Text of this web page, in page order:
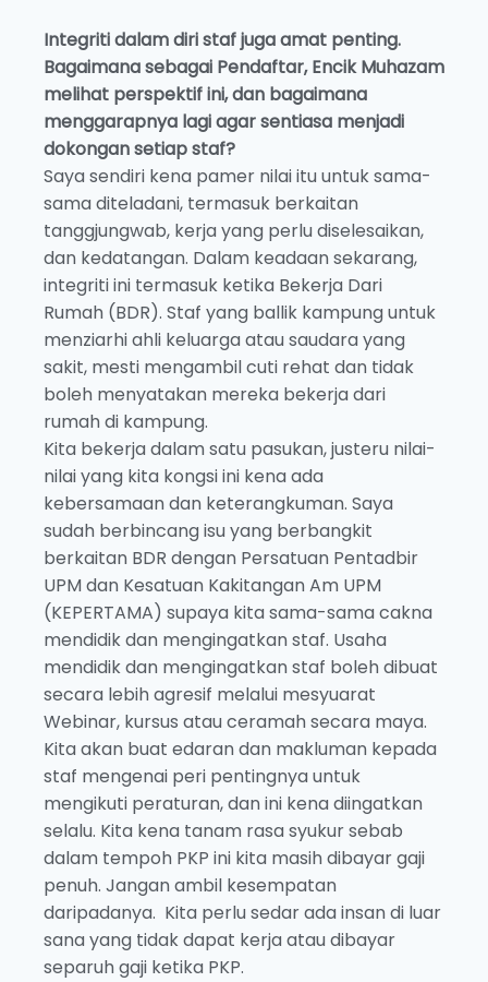
Integritidalam diri staf juga amat penting.
Bagaimana sebagai Pendaftar, Encik Muhazam
melihat perspektif ini, dan bagaimana
menggarapnya lagi agar sentiasa menjadi
dokongan setiap staf?
Saya sendiri kena pamer nilai itu untuk sama-
sama diteladani, termasuk berkaitan
tanggjungwab, kerja yang perlu diselesaikan,
dan kedatangan. Dalam keadaan sekarang,
integriti ini termasuk ketika Bekerja Dari
Rumah (BDR). Staf yang ballik kampung untuk
menziarhi ahli keluarga atau saudara yang
sakit, mesti mengambil cuti rehat dan tidak
boleh menyatakan mereka bekerja dari
rumah di kampung.
Kita bekerja dalam satu pasukan, justeru nilai-
nilai yang kita kongsi ini kena ada
kebersamaan dan keterangkuman. Saya
sudah berbincang isu yang berbangkit
berkaitan BDR dengan Persatuan Pentadbir
UPM dan Kesatuan Kakitangan Am UPM
(KEPERTAMA) supaya kita sama-sama cakna
mendidik dan mengingatkan staf. Usaha
mendidik dan mengingatkan staf boleh dibuat
secara lebih agresif melalui mesyuarat
Webinar, kursus atau ceramah secara maya.
Kita akan buat edaran dan makluman kepada
staf mengenai peri pentingnya untuk
mengikuti peraturan, dan ini kena diingatkan
selalu. Kita kena tanam rasa syukur sebab
dalam tempoh PKP ini kita masih dibayar gaji
penuh. Jangan ambil kesempatan
daripadanya. Kita perlu sedar ada insan di luar
sana yang tidak dapat kerja atau dibayar
separuh gaji ketika PKP.